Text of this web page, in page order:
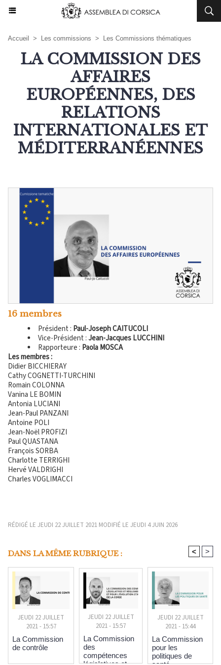
Accueil > Les commissions > Les Commissions thématiques
LA COMMISSION DES
AFFAIRES
EUROPÉENNES, DES
RELATIONS
INTERNATIONALES ET
MÉDITERRANÉENNES
16 membres
Président : Paul-Joseph CAITUCOLI
Vice-Président :Jean-Jacques LUCCHINI
Rapporteure : Paola MOSCA
Les membres:
Didier BICCHIERAY
Cathy COGNETTI-TURCHINI
Romain COLONNA
Vanina LE BOMIN
Antonia LUCIANI
Jean-Paul PANZANI
Antoine POLI
Jean-Noël PROFIZI
Paul QUASTANA
François SORBA
Charlotte TERRIGHI
Hervé VALDRIGHI
Charles VOGLIMACCI
RÉDIGÉ LE JEUDI 22 JUILLET 2021 MODIFIÉ LE JEUDI 4 JUIN 2026
DANS LA MÊME RUBRIQUE : < >
JEUDI 22 JUILLET
2021 - 15:57
La Commission
de contrôle
JEUDI 22 JUILLET
2021 - 15:57
La Commission
des
compétences
JEUDI 22 JUILLET
2021 - 15:44
La Commission
pour les
politiques de